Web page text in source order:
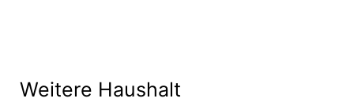
Weitere Haushalt